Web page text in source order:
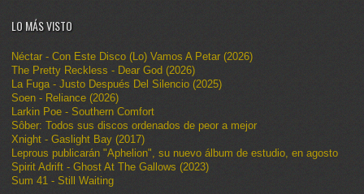
LO MÁS VISTO
Néctar - Con Este Disco (Lo) Vamos A Petar (2026)
The Pretty Reckless - Dear God (2026)
La Fuga - Justo Después Del Silencio (2025)
Soen - Reliance (2026)
Larkin Poe - Southern Comfort
Sôber: Todos sus discos ordenados de peor a mejor
Xnight - Gaslight Bay (2017)
Leprous publicarán "Aphelion", su nuevo álbum de estudio, en agosto
Spirit Adrift - Ghost At The Gallows (2023)
Sum 41 - Still Waiting